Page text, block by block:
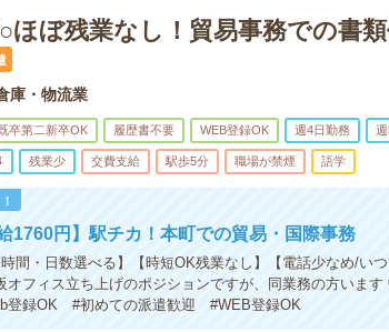
ほぼ残業なし！貿易事務での書
庫・物流業
卒第二新卒OK 履歴書不要 WEB登録OK 週4日勤務
残業少 交費支給 駅歩5分 職場が禁煙 語学
1760円】駅チカ！本町での貿易・国際事務
時間・日数選べる】【時短OK残業なし】【電話少なめ/い
フィス立ち上げのポジションですが、同業務の方います
登録OK #初めての派遣歓迎 #WEB登録OK